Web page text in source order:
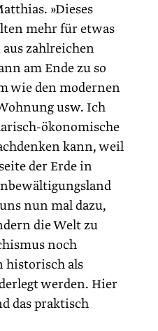
»Dieses
mehr für etwas
aus zahlreichen
am Ende zu so
wie den modernen
usw. Ich
ökonomische
kann, weil
der Erde in
nun mal dazu,
die Welt zu
noch
historisch als
werden. Hier
das praktisch